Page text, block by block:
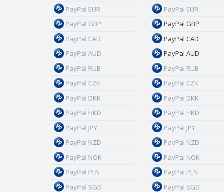
PayPal EUR
PayPal GBP
PayPal CAD
PayPal AUD
PayPal RUB
PayPal CZK
PayPal DKK
PayPal HKD
PayPal JPY
PayPal NZD
PayPal NOK
PayPal PLN
PayPal SGD
PayPal EUR
PayPal GBP
PayPal CAD
PayPal AUD
PayPal RUB
PayPal CZK
PayPal DKK
PayPal HKD
PayPal JPY
PayPal NZD
PayPal NOK
PayPal PLN
PayPal SGD